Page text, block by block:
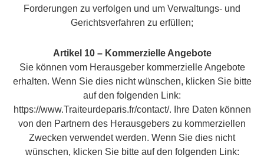
Forderungen zu verfolgen und um Verwaltungs- und
Gerichtsverfahren zu erfüllen;
Artikel 10 – Kommerzielle Angebote
Sie können vom Herausgeber kommerzielle Angebote
erhalten. Wenn Sie dies nicht wünschen, klicken Sie bitte
auf den folgenden Link:
https://www.Traiteurdeparis.fr/contact/. Ihre Daten können
von den Partnern des Herausgebers zu kommerziellen
Zwecken verwendet werden. Wenn Sie dies nicht
wünschen, klicken Sie bitte auf den folgenden Link: